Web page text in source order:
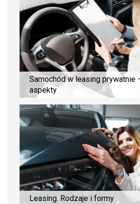
Samochód w leasing prywatnie
aspekty
Leasing. Rodzaje i formy